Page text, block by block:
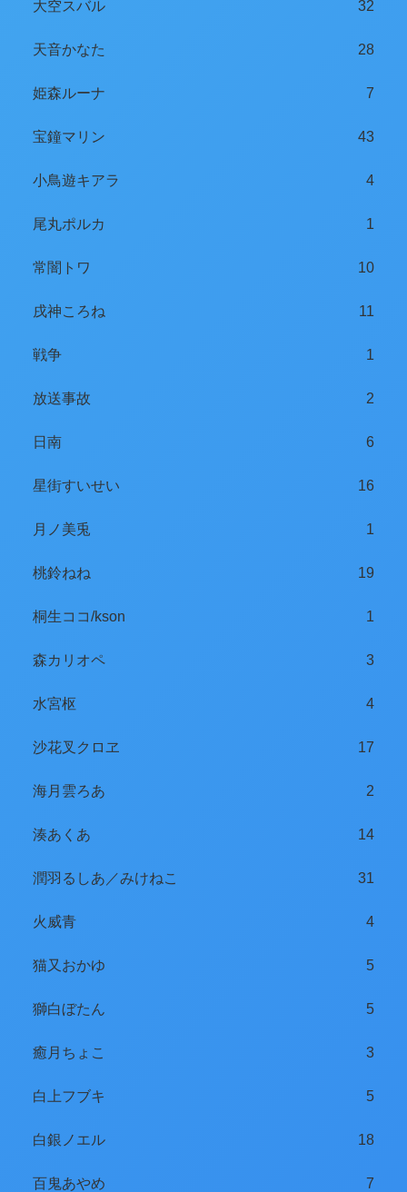
大空スバル 32
天音かなた 28
姫森ルーナ 7
宝鐘マリン 43
小鳥遊キアラ 4
尾丸ポルカ 1
常闇トワ 10
戌神ころね 11
戦争 1
放送事故 2
日南 6
星街すいせい 16
月ノ美兎 1
桃鈴ねね 19
桐生ココ/kson 1
森カリオペ 3
水宮枢 4
沙花叉クロヱ 17
海月雲ろあ 2
湊あくあ 14
潤羽るしあ／みけねこ 31
火威青 4
猫又おかゆ 5
獅白ぼたん 5
癒月ちょこ 3
白上フブキ 5
白銀ノエル 18
百鬼あやめ 7